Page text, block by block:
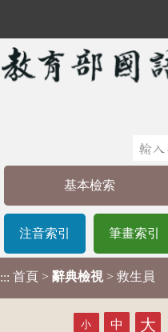
基本檢索
注音索引 筆畫索引
::: 首頁 > 辭典檢視 > 救生員
小 中 大